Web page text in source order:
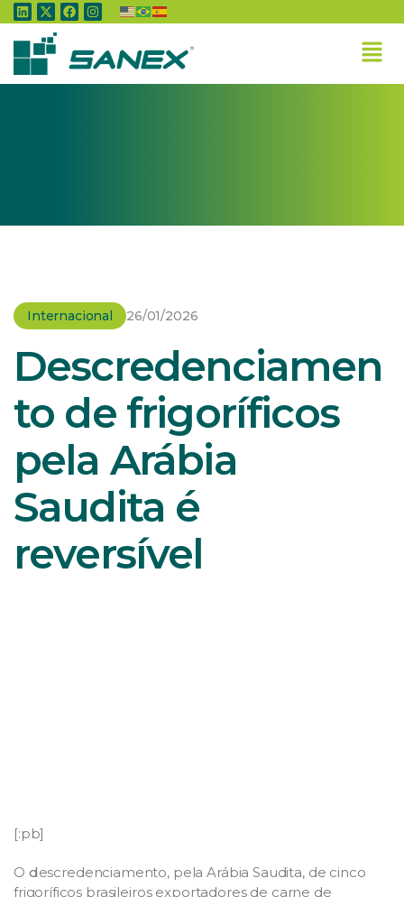
Home » Internacional
Descredenciamento de frigoríficos pela Arábia Saudita
é reversível
Internacional 26/01/2026
Descredenciamen
to de frigoríficos
pela Arábia
Saudita é
reversível
[:pb]
O descredenciamento, pela Arábia Saudita, de cinco
frigoríficos brasileiros exportadores de carne de